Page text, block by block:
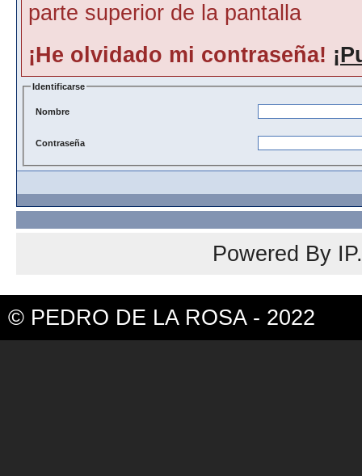
parte superior de la pantalla
¡He olvidado mi contraseña!
Identificarse
Nombre
Contraseña
Powered By
© PEDRO DE LA ROSA - 2022